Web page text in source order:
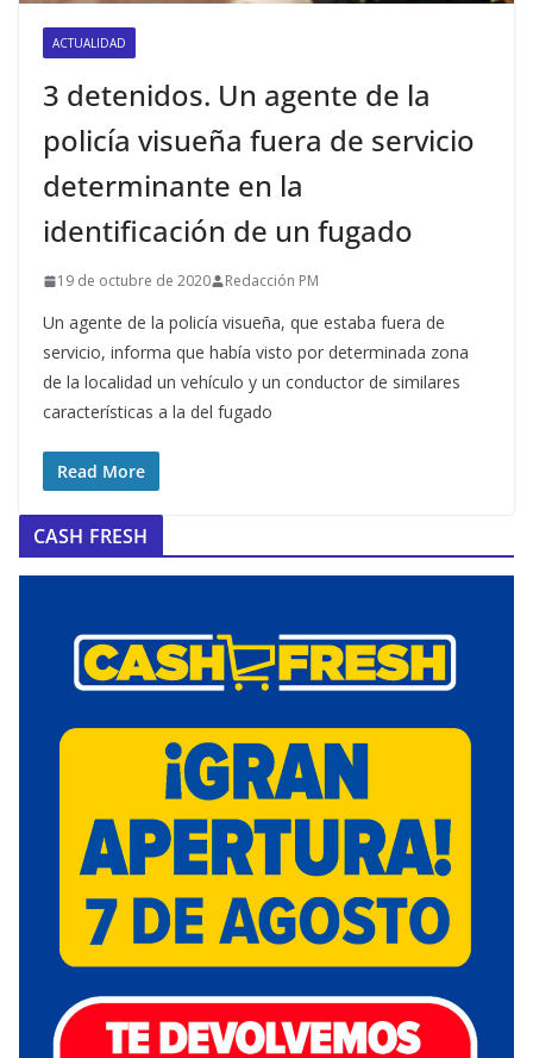
ACTUALIDAD
3 detenidos. Un agente de la
policía visueña fuera de servicio
determinante en la
identificación de un fugado
19 de octubre de 2020 Redacción PM
Un agente de la policía visueña, que estaba fuera de
servicio, informa que había visto por determinada zona
de la localidad un vehículo y un conductor de similares
características a la del fugado
Read More
CASH FRESH